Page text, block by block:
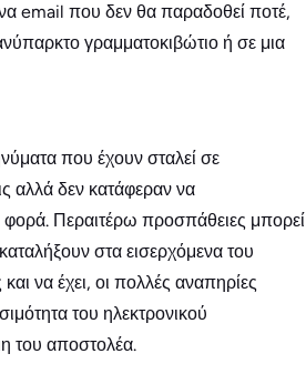
email που δεν θα παραδοθεί ποτέ,
γραμματοκιβώτιο ή σε μια
που έχουν σταλεί σε
αλλά δεν κατάφεραν να
Περαιτέρω προσπάθειες μπορεί
στα εισερχόμενα του
να έχει, οι πολλές αναπηρίες
του ηλεκτρονικού
του αποστολέα.